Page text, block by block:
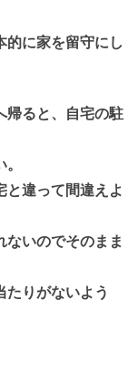
的に家を留守にし
帰ると、自宅の駐
と違って間違えよ
ないのでそのまま
たりがないよう